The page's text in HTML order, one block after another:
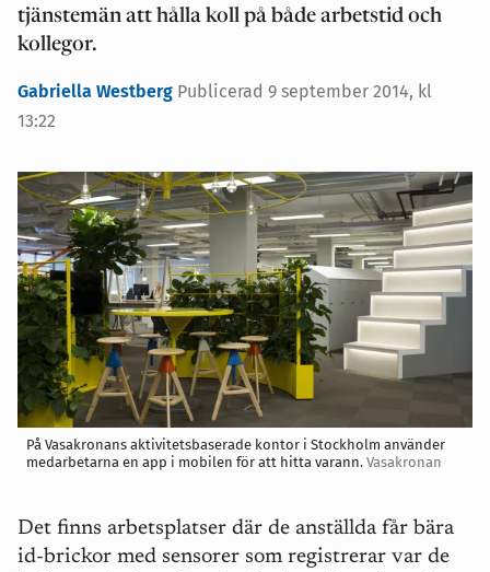
tjänstemän att hålla koll på både arbetstid och
kollegor.
Gabriella Westberg Publicerad 9 september 2014, kl
13:22
På Vasakronans aktivitetsbaserade kontor i Stockholm använder
medarbetarna en app i mobilen för att hitta varann. Vasakronan
Det finns arbetsplatser där de anställda får bära
id-brickor med sensorer som registrerar var de